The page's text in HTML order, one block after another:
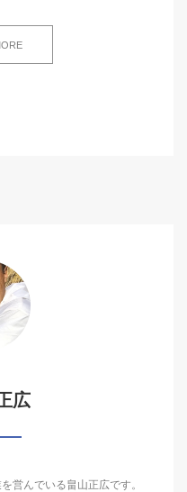
広
営んでいる畠山正広です。